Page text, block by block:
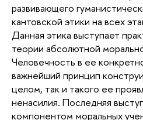
развивающего
кантовской этики на всех
Данная этика выступает
теории абсолютной
Человечность в ее
важнейший принцип
целом, так и такого ее
ненасилия. Последняя
компонентом моральных